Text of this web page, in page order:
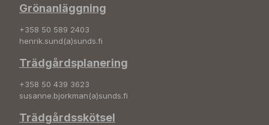
Grönanläggning
+358 50 589 2403
henrik.sund(a)sunds.fi
Trädgårdsplanering
+358 50 439 3623
susanne.bjorkman(a)sunds.fi
Trädgårdsskötsel